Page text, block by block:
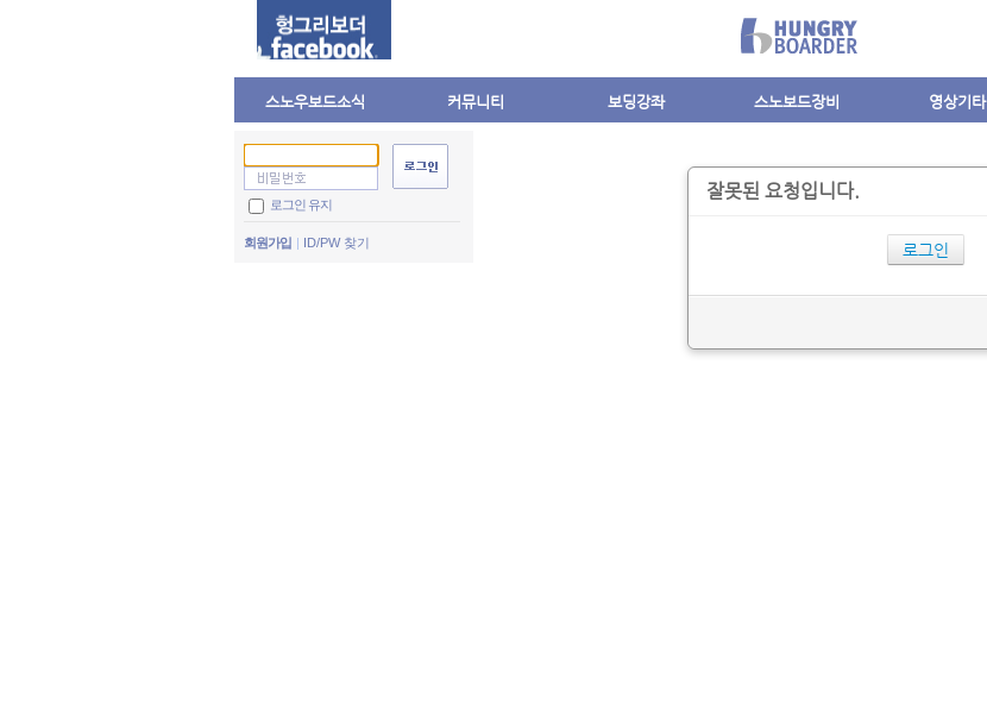
스노우보드소식 커뮤니티 보딩강좌 스노보드장비 영상기타
로그인 유지
회원가입 ID/PW 찾기
잘못된 요청입니다.
로그인